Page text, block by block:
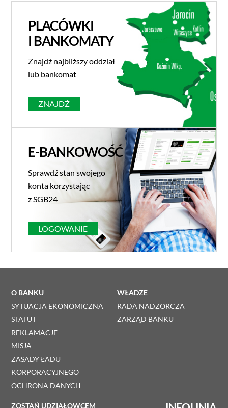
PLACÓWKI
I BANKOMATY
Znajdź najbliższy oddział
lub bankomat
ZNAJDŹ
E-BANKOWOŚĆ
Sprawdź stan swojego
konta korzystając
z SGB24
LOGOWANIE
O BANKU
SYTUACJA EKONOMICZNA
STATUT
REKLAMACJE
MISJA
ZASADY ŁADU
KORPORACYJNEGO
OCHRONA DANYCH
WŁADZE
RADA NADZORCZA
ZARZĄD BANKU
ZOSTAŃ UDZIAŁOWCEM